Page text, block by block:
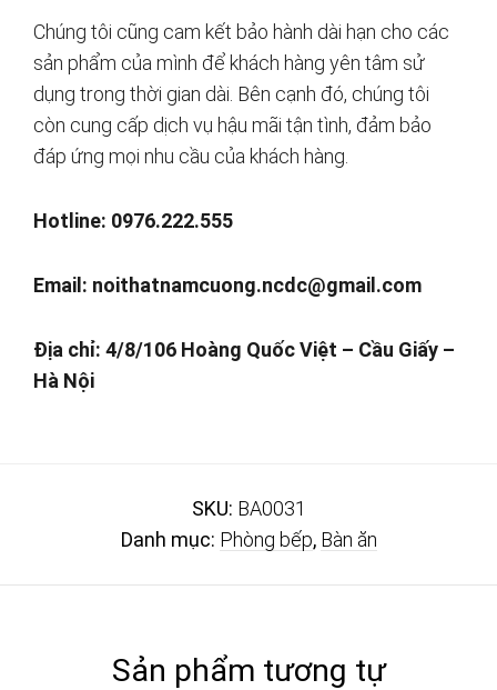
Chúng tôi cũng cam kết bảo hành dài hạn cho các
sản phẩm của mình để khách hàng yên tâm sử
dụng trong thời gian dài. Bên cạnh đó, chúng tôi
còn cung cấp dịch vụ hậu mãi tận tình, đảm bảo
đáp ứng mọi nhu cầu của khách hàng.
Hotline: 0976.222.555
Email: noithatnamcuong.ncdc@gmail.com
Địa chỉ: 4/8/106 Hoàng Quốc Việt – Cầu Giấy –
Hà Nội
SKU: BA0031
Danh mục: Phòng bếp, Bàn ăn
Sản phẩm tương tự